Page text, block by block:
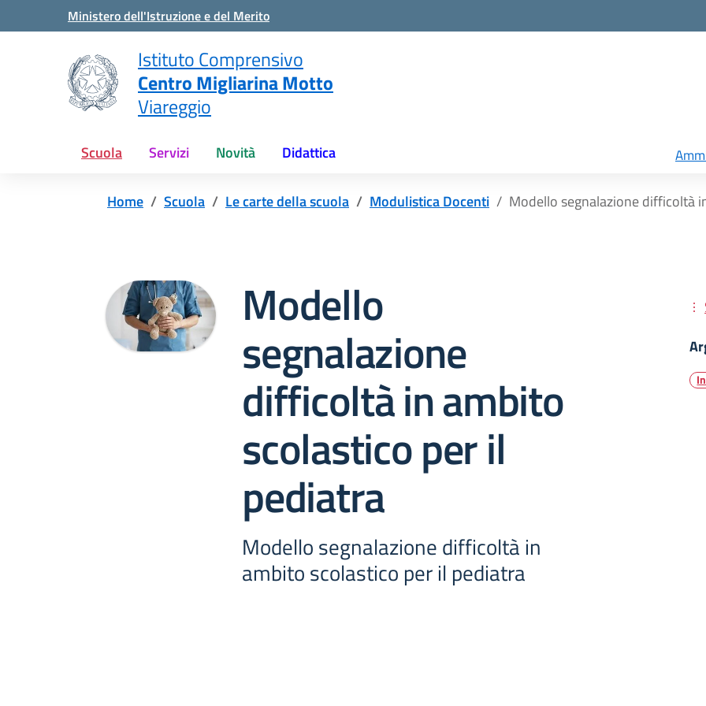
Vai ai contenuti
Vai al menu di navigazione
Ministero dell'Istruzione e del Merito
Istituto Comprensivo
Centro Migliarina Motto
Viareggio
Scuola Servizi Novità Didattica
Home Scuola Le carte della scuola Modulistica Docenti Modello segnalazione difficoltà
Modello
segnalazione
difficoltà in ambito
scolastico per il
pediatra
Modello segnalazione difficoltà in
ambito scolastico per il pediatra